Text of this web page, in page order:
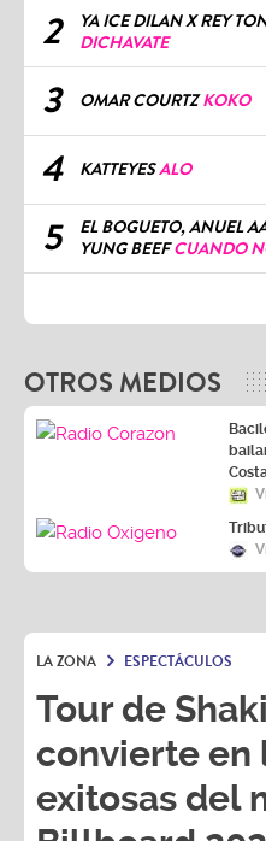
2
YA ICE DILAN X REY
DICHAVATE
3 OMAR COURTZKOKO
4 KATTEYESALO
5
EL BOGUETO, ANUEL
YUNG BEEFCUANDO
OTROS MEDIOS
LA ZONA ESPECTÁCULOS
Tour de
convierte en
exitosas del